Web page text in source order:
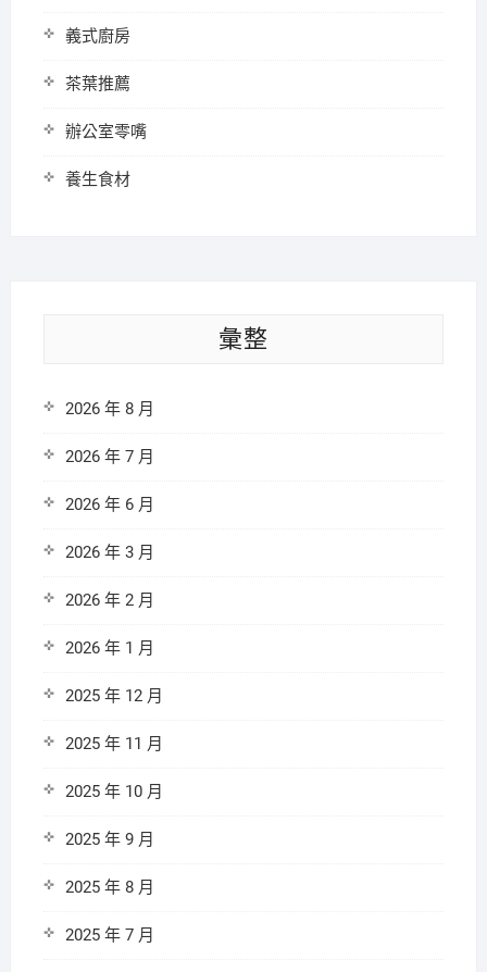
義式廚房
茶葉推薦
辦公室零嘴
養生食材
彙整
2026 年 8 月
2026 年 7 月
2026 年 6 月
2026 年 3 月
2026 年 2 月
2026 年 1 月
2025 年 12 月
2025 年 11 月
2025 年 10 月
2025 年 9 月
2025 年 8 月
2025 年 7 月